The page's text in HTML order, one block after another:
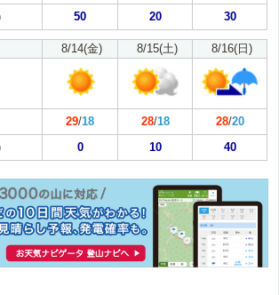
50 20 30
8/14(金) 8/15(土) 8/16(日)
29/18 28/18 28/20
0 10 40